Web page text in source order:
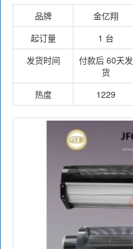
品牌
金亿翔
起订量
1 台
发货时间
付款后 60天发
货
热度 1229